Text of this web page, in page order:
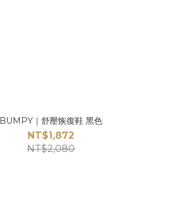
BUMPY｜舒壓恢復鞋 黑色
NT$1,872
NT$2,080